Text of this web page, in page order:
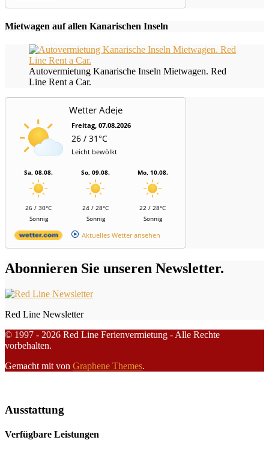
Mietwagen auf allen Kanarischen Inseln
Autovermietung Kanarische Inseln Mietwagen. Red
Line Rent a Car.
Wetter Adeje
Freitag, 07.08.2026
26 / 31°C
Leicht bewölkt
Sa, 08.08.
26 / 30°C
Sonnig
So, 09.08.
24 / 28°C
Sonnig
Mo, 10.08.
22 / 28°C
Sonnig
Aktuelles Wetter ansehen
Abonnieren Sie unseren Newsletter.
Red Line Newsletter
© 1997 - 2026 Red Line Ferienvermietung - Alle Rechte
vorbehalten.
Gemacht mit von Graphene Themes.
Ausstattung
Verfügbare Leistungen